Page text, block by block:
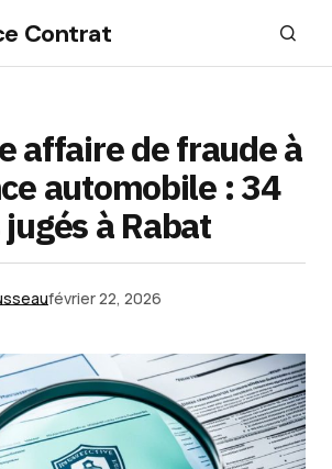
Contrat
affaire de fraude à
automobile : 34
à Rabat
février 22, 2026